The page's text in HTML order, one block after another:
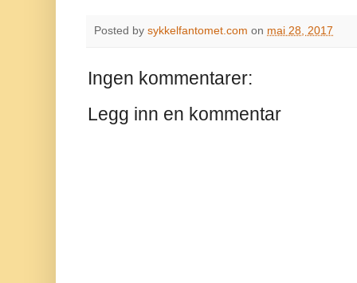
Posted by sykkelfantomet.com on mai 28, 2017
Ingen kommentarer:
Legg inn en kommentar